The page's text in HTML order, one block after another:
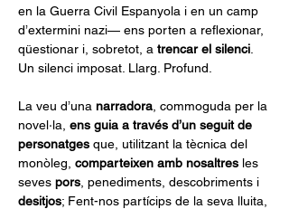
en la Guerra Civil Espanyola i en un camp
d’extermini nazi— ens porten a reflexionar,
qüestionar i, sobretot, a trencar el silenci
Un silenci imposat. Llarg. Profund.
La veu d’una narradora , commoguda per la
novel·la, ens guia a través d’un seguit de
personatges que, utilitzant la tècnica del
monòleg, comparteixen amb nosaltres les
seves pors , penediments, descobriments i
desitjos; Fent-nos partícips de la seva lluita,